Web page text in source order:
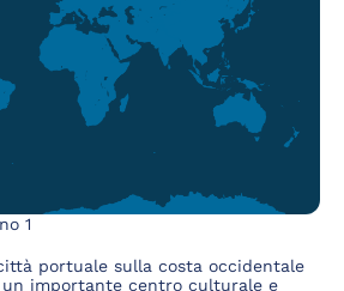
1
portuale sulla costa occidentale
un importante centro culturale e